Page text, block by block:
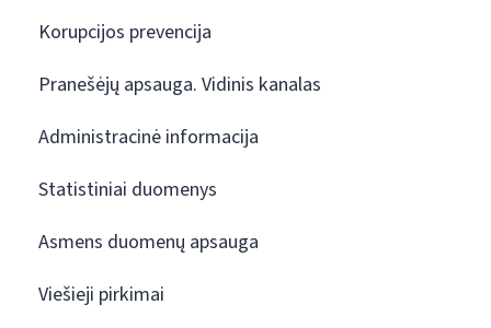
Korupcijos prevencija
Pranešėjų apsauga. Vidinis kanalas
Administracinė informacija
Statistiniai duomenys
Asmens duomenų apsauga
Viešieji pirkimai